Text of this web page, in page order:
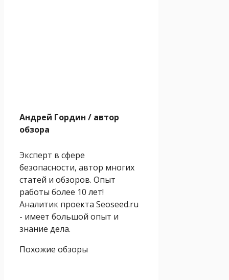
Андрей Гордин / автор
обзора
Эксперт в сфере
безопасности, автор многих
статей и обзоров. Опыт
работы более 10 лет!
Аналитик проекта Seoseed.ru
- имеет большой опыт и
знание дела.
Похожие обзоры